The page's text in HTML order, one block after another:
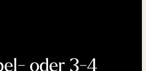
oder 3-4